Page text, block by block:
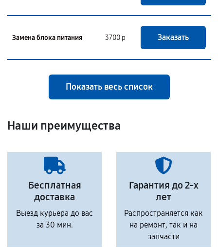
Замена блока питания 3700 р Заказать
Показать весь список
Наши преимущества
Бесплатная
доставка
Выезд курьера до вас
за 30 мин.
Гарантия до 2-х
лет
Распространяется как
на ремонт, так и на
запчасти